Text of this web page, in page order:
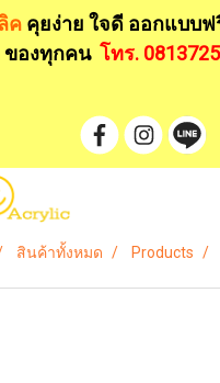
ค คุยง่าย ใจดี ออกแบบฟ
ของทุกคน โทร.
สินค้าทั้งหมด Products